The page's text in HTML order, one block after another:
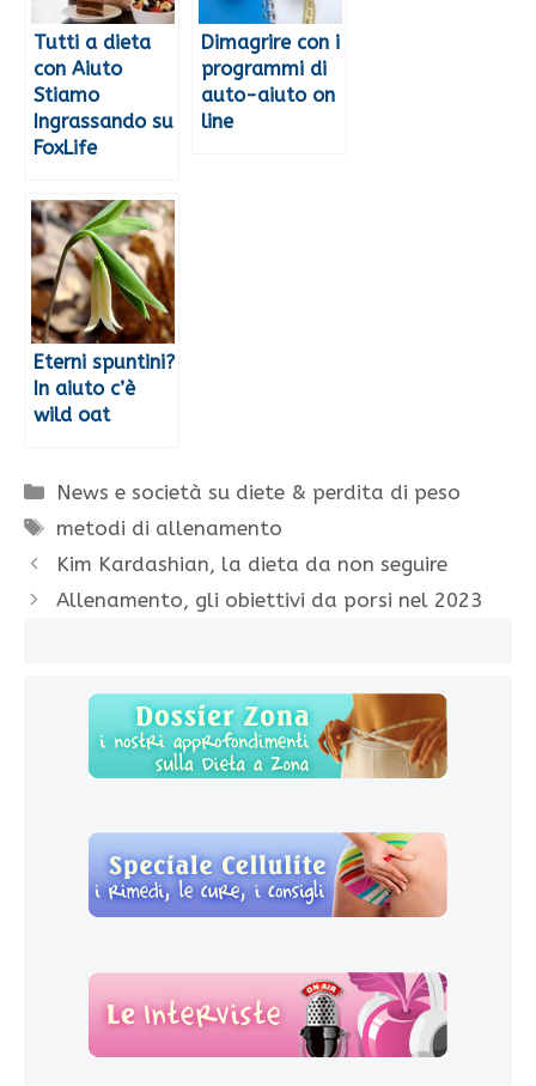
Tutti a dieta
con Aiuto
Stiamo
Ingrassando su
FoxLife
Dimagrire con i
programmi di
auto-aiuto on
line
Eterni spuntini?
In aiuto c’è
wild oat
Categorie
News e società su diete & perdita di peso
Tag
metodi di allenamento
Kim Kardashian, la dieta da non seguire
Allenamento, gli obiettivi da porsi nel 2023